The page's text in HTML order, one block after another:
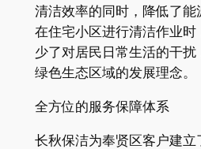
清洁效率的同时，降低了能
在住宅小区进行清洁作业
少了对居民日常生活的干
绿色生态区域的发展理念。​
全方位的服务保障体系​
长秋保洁为奉贤区客户建